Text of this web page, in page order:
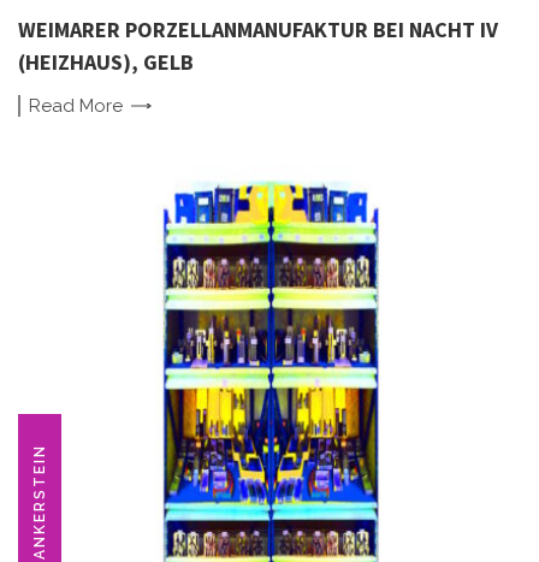
WEIMARER PORZELLANMANUFAKTUR BEI NACHT IV
(HEIZHAUS), GELB
Read More
ANKERSTEIN